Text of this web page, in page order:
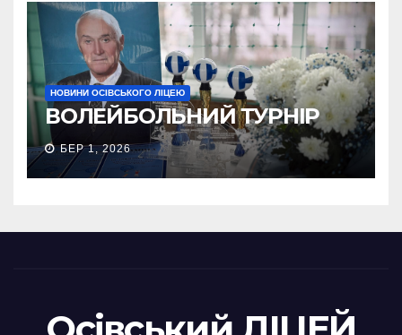
НОВИНИ ОСІВСЬКОГО ЛІЦЕЮ
ВОЛЕЙБОЛЬНИЙ ТУРНІР
БЕР 1, 2026